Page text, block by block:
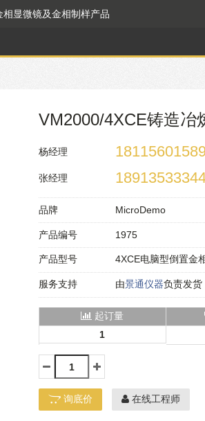
显微镜及金相制样产品
VM2000/4XCE铸造冶
杨经理
张经理
品牌 MicroDemo
产品编号 1975
产品型号 4XCE电脑型倒置金
服务支持 由景通仪器负责发货
起订量
1
询底价 在线工程师